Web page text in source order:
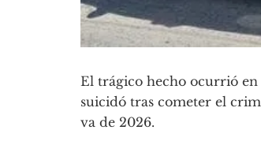
El trágico hecho ocurrió en
suicidó tras cometer el
va de 2026.